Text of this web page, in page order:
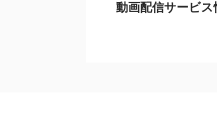
動画配信サービ